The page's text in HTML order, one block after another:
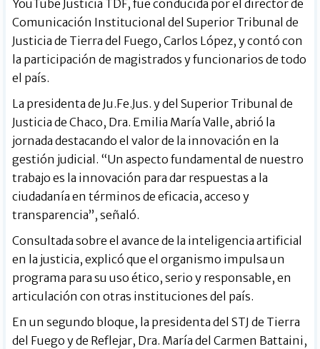
YouTube Justicia TDF, fue conducida por el director de
Comunicación Institucional del Superior Tribunal de
Justicia de Tierra del Fuego, Carlos López, y contó con
la participación de magistrados y funcionarios de todo
el país.
La presidenta de Ju.Fe.Jus. y del Superior Tribunal de
Justicia de Chaco, Dra. Emilia María Valle, abrió la
jornada destacando el valor de la innovación en la
gestión judicial. “Un aspecto fundamental de nuestro
trabajo es la innovación para dar respuestas a la
ciudadanía en términos de eficacia, acceso y
transparencia”, señaló.
Consultada sobre el avance de la inteligencia artificial
en la justicia, explicó que el organismo impulsa un
programa para su uso ético, serio y responsable, en
articulación con otras instituciones del país.
En un segundo bloque, la presidenta del STJ de Tierra
del Fuego y de Reflejar, Dra. María del Carmen Battaini,